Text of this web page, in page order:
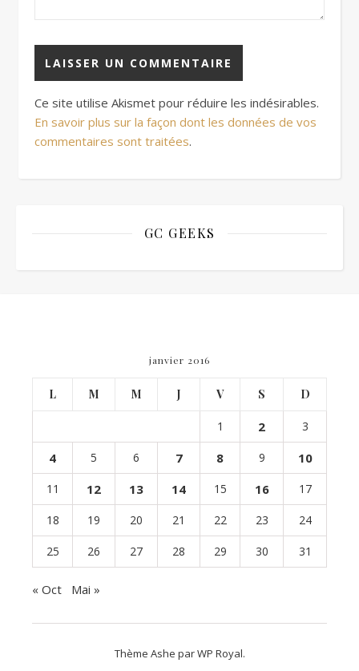
Ce site utilise Akismet pour réduire les indésirables.
En savoir plus sur la façon dont les données de vos
commentaires sont traitées.
GC GEEKS
janvier 2016
L M M J V S D
1 2 3
4 5 6 7 8 9 10
11 12 13 14 15 16 17
18 19 20 21 22 23 24
25 26 27 28 29 30 31
« Oct Mai »
Thème Ashe parWP Royal.